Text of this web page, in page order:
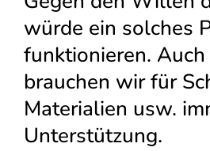
würde ein solches
funktionieren.
brauchen wir für
Materialien usw.
Unterstützung.